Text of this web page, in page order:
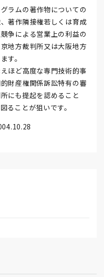
ラムの著作物についての
著作隣接権若しくは育成
争による営業上の利益の
地方裁判所又は大阪地方
す。
ほど高度な専門技術的事
財産権関係訴訟特有の審
にも提起を認めること
ることが狙いです。